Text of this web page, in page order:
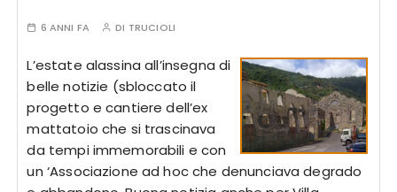
6 ANNI FA DI TRUCIOLI
L’estate alassina all’insegna di
belle notizie (sbloccato il
progetto e cantiere dell’ex
mattatoio che si trascinava
da tempi immemorabili e con
un ‘Associazione ad hoc che denunciava degrado